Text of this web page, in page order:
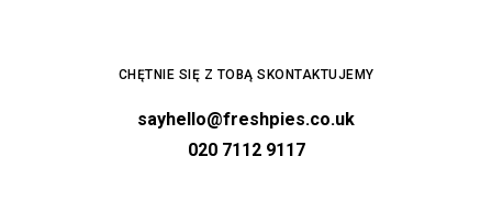
CHĘTNIE SIĘ Z TOBĄ SKONTAKTUJEMY
sayhello@freshpies.co.uk
020 7112 9117